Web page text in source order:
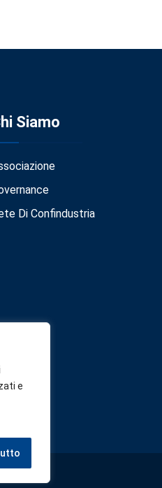
e
Siamo
Di Confindustria